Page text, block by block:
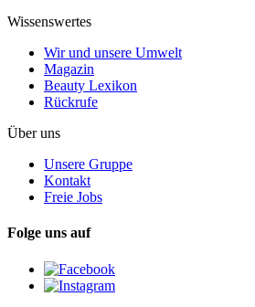
Wissenswertes
Wir und unsere Umwelt
Magazin
Beauty Lexikon
Rückrufe
Über uns
Unsere Gruppe
Kontakt
Freie Jobs
Folge uns auf